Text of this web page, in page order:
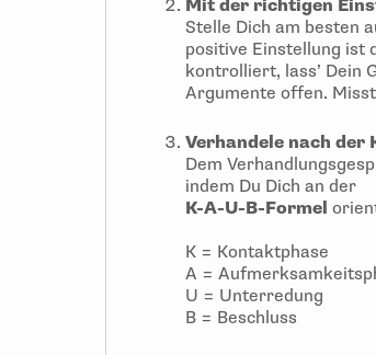
Mit der richtigen
Stelle Dich am besten
positive Einstellung ist
kontrolliert, lass’ Dein
Argumente offen.
Verhandele nach der
Dem
indem Du Dich an der
K-A-U-B-Formel
K = Kontaktphase
A =
U = Unterredung
B = Beschluss